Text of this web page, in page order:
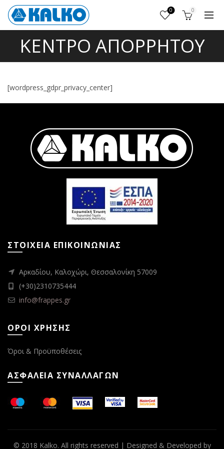
0 0
ΚΈΝΤΡΟ ΑΠΟΡΡΉΤΟΥ
[wordpress_gdpr_privacy_center]
ΣΤΟΙΧΕΙΑ ΕΠΙΚΟΙΝΩΝΙΑΣ
Αρκαδίου, Καλοχώρι, Θεσσαλονίκη 57009
(+30)2310735444
info@frappes.gr
ΟΡΟΙ ΧΡΗΣΗΣ
Όροι & Προϋποθέσεις
ΑΣΦΆΛΕΙΑ ΣΥΝΑΛΛΑΓΏΝ
© 2018 Kalko. All rights reserved | Designed & Developed by